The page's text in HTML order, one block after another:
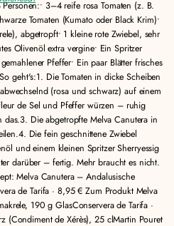
3–4 reife rosa Tomaten (z. B.
Tomaten (Kumato oder Black Krim)•
abgetropft• 1 kleine rote Zwiebel, sehr
Olivenöl extra vergine• Ein Spritzer
Pfeffer• Ein paar Blätter frisches
geht's:1. Die Tomaten in dicke Scheiben
(rosa und schwarz) auf einem
de Sel und Pfeffer würzen – ruhig
Die abgetropfte Melva Canutera in
Die fein geschnittene Zwiebel
und einem kleinen Spritzer Sherryessig
darüber – fertig. Mehr braucht es nicht.
de Tarifa · 8,95 € Zum Produkt Melva
190 g GlasConservera de Tarifa ·
M
e
h
r
s
e
h
e
n